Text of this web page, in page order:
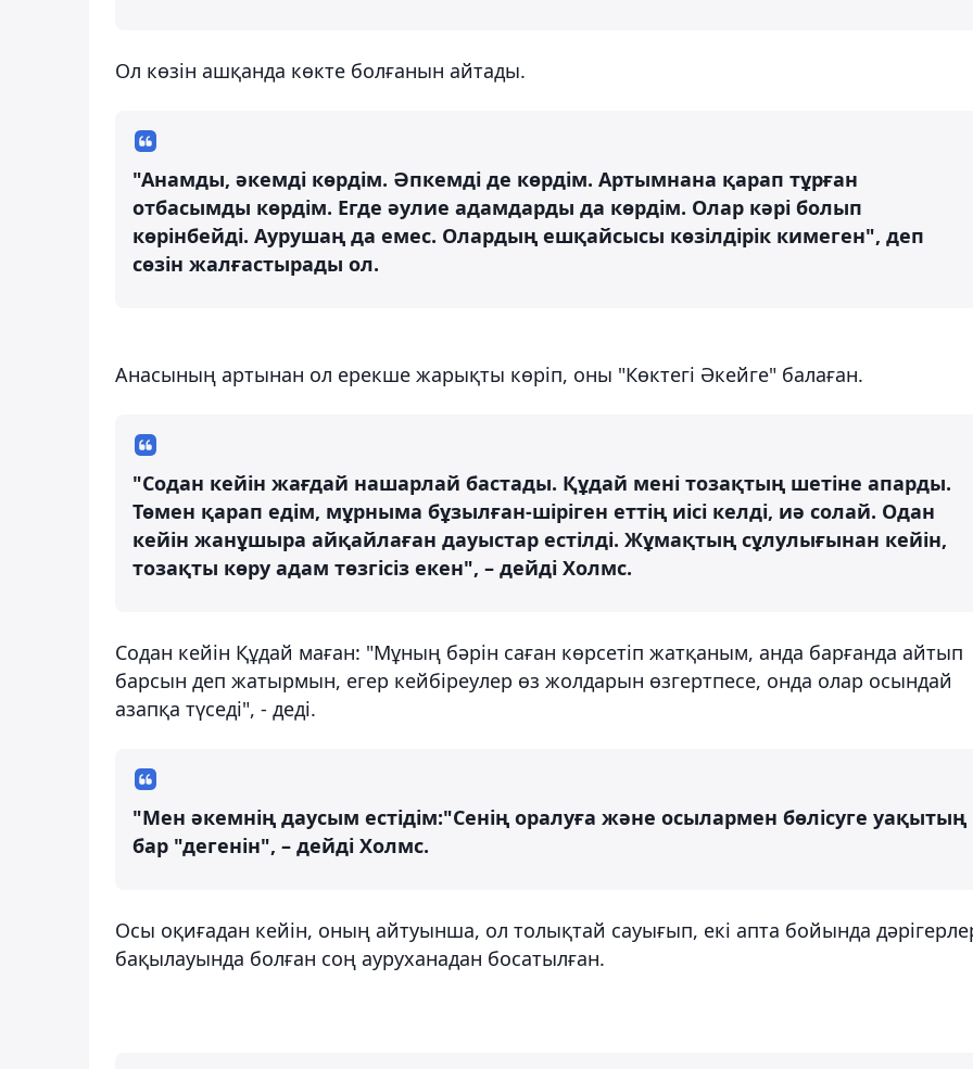
Ол көзін ашқанда көкте болғанын айтады.
"Анамды, әкемді көрдім. Әпкемді де көрдім. Артымнана қарап тұрған
отбасымды көрдім. Егде әулие адамдарды да көрдім. Олар кәрі болып
көрінбейді. Аурушаң да емес. Олардың ешқайсысы көзілдірік кимеген", деп
сөзін жалғастырады ол.
Анасының артынан ол ерекше жарықты көріп, оны "Көктегі Әкейге" балаған.
"Содан кейін жағдай нашарлай бастады. Құдай мені тозақтың шетіне апарды.
Төмен қарап едім, мұрныма бұзылған-шіріген еттің иісі келді, иә солай. Одан
кейін жанұшыра айқайлаған дауыстар естілді. Жұмақтың сұлулығынан кейін,
тозақты көру адам төзгісіз екен", – дейді Холмс.
Содан кейін Құдай маған: "Мұның бәрін саған көрсетіп жатқаным, анда барғанда айтып
барсын деп жатырмын, егер кейбіреулер өз жолдарын өзгертпесе, онда олар осындай
азапқа түседі", - деді.
"Мен әкемнің даусым естідім:"Сенің оралуға және осылармен бөлісуге уақытың
бар "дегенін", – дейді Холмс.
Осы оқиғадан кейін, оның айтуынша, ол толықтай сауығып, екі апта бойында
бақылауында болған соң ауруханадан босатылған.